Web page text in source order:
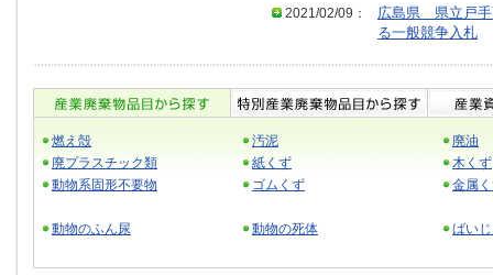
2021/02/09：
広島県 県立戸手
る一般競争入札
燃え殻 汚泥
廃油
廃プラスチック類
紙くず
木くず
動物系固形不要物
ゴムくず 金属
動物のふん尿 動物の死体 ばい